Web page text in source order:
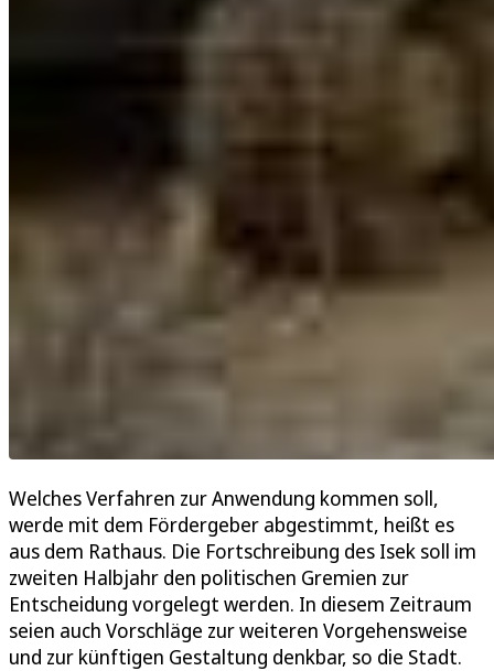
Welches Verfahren zur Anwendung kommen soll,
werde mit dem Fördergeber abgestimmt, heißt es
aus dem Rathaus. Die Fortschreibung des Isek soll im
zweiten Halbjahr den politischen Gremien zur
Entscheidung vorgelegt werden. In diesem Zeitraum
seien auch Vorschläge zur weiteren Vorgehensweise
und zur künftigen Gestaltung denkbar, so die Stadt.